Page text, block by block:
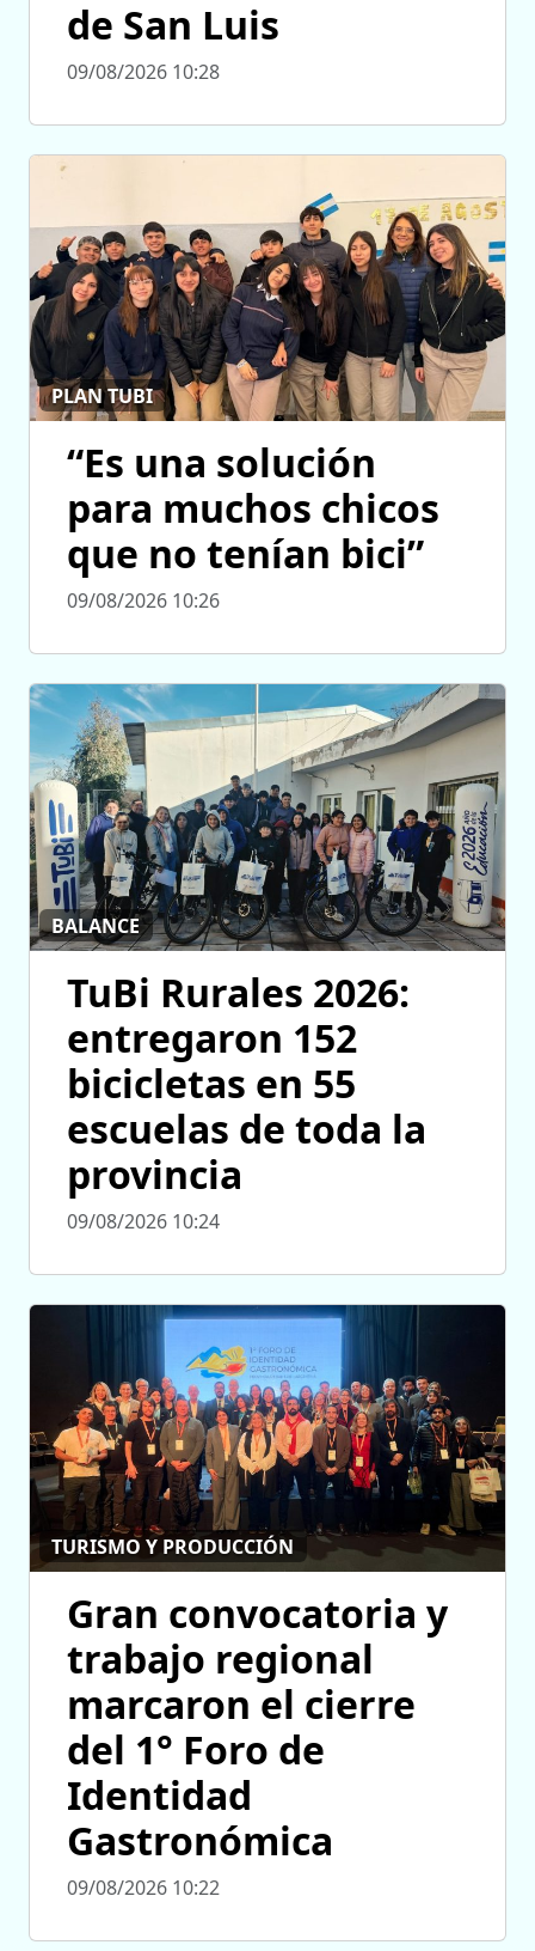
de San Luis
09/08/2026 10:28
PLAN TUBI
“Es una solución
para muchos chicos
que no tenían bici”
09/08/2026 10:26
BALANCE
TuBi Rurales 2026:
entregaron 152
bicicletas en 55
escuelas de toda la
provincia
09/08/2026 10:24
TURISMO Y PRODUCCIÓN
Gran convocatoria y
trabajo regional
marcaron el cierre
del 1° Foro de
Identidad
Gastronómica
09/08/2026 10:22